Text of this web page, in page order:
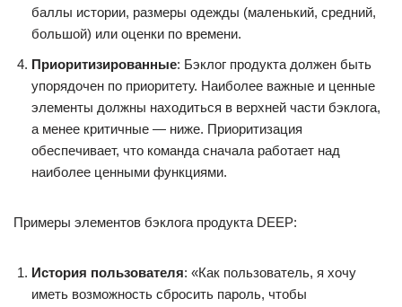
баллы истории, размеры одежды (маленький, средний,
большой) или оценки по времени.
Приоритизированные: Бэклог продукта должен быть
упорядочен по приоритету. Наиболее важные и ценные
элементы должны находиться в верхней части бэклога,
а менее критичные — ниже. Приоритизация
обеспечивает, что команда сначала работает над
наиболее ценными функциями.
Примеры элементов бэклога продукта DEEP:
История пользователя: «Как пользователь, я хочу
иметь возможность сбросить пароль, чтобы